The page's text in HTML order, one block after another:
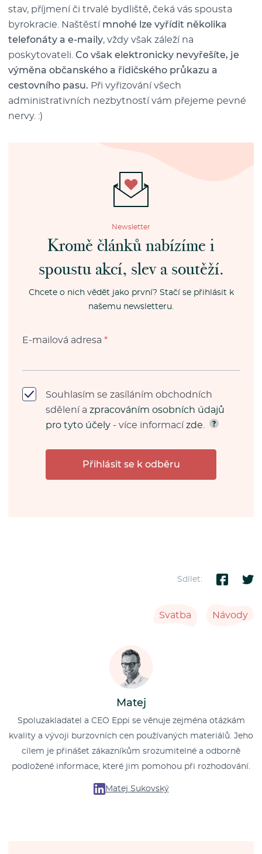
stav, příjmení či trvalé bydliště, čeká vás spousta
byrokracie. Naštěstí mnohé lze vyřídit několika
telefonáty a e-maily, vždy však záleží na
poskytovateli. Co však elektronicky nevyřešíte, je
výměna občanského a řidičského průkazu a
cestovního pasu. Při vyřizování všech
administrativních nezbytností vám přejeme pevné
nervy. :)
Newsletter
Kromě článků nabízíme i
spoustu akcí, slev a soutěží.
Chcete o nich vědět jako první? Stačí se přihlásit k
našemu newsletteru.
E-mailová adresa *
Souhlasím se zasíláním obchodních
sdělení a zpracováním osobních údajů
pro tyto účely - více informací zde
Přihlásit se k odběru
Sdílet:
Svatba Návody
Matej
Spoluzakladatel a CEO Eppi se věnuje zejména otázkám
kvality a vývoji burzovních cen používaných materiálů. Jeho
cílem je přinášet zákazníkům srozumitelné a odborně
podložené informace, které jim pomohou při rozhodování.
Matej Sukovský